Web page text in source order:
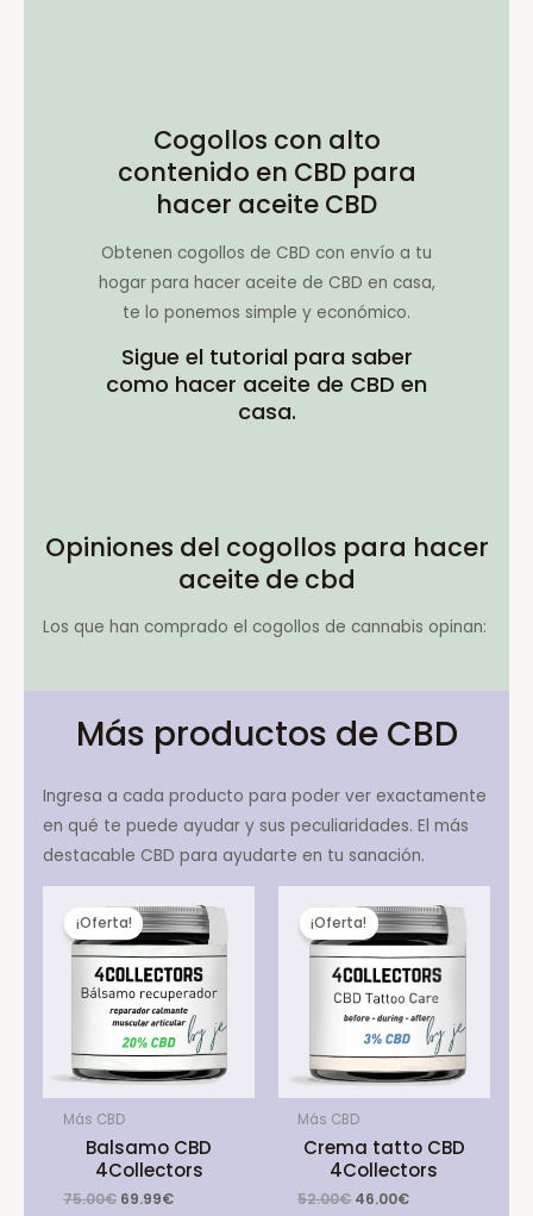
Cogollos con alto
contenido en CBD para
hacer aceite CBD
Obtenen cogollos de CBD con envío a tu
hogar para hacer aceite de CBD en casa,
te lo ponemos simple y económico.
Sigue el tutorial para saber
como hacer aceite de CBD en
casa.
Opiniones del cogollos para hacer
aceite de cbd
Los que han comprado el cogollos de cannabis opinan:
Más productos de CBD
Ingresa a cada producto para poder ver exactamente
en qué te puede ayudar y sus peculiaridades. El más
destacable CBD para ayudarte en tu sanación.
¡Oferta!
Más CBD
Balsamo CBD
4Collectors
75.00€ Original
69.99€Current
¡Oferta!
Más CBD
Crema tatto CBD
4Collectors
52.00€ Original
46.00€Current